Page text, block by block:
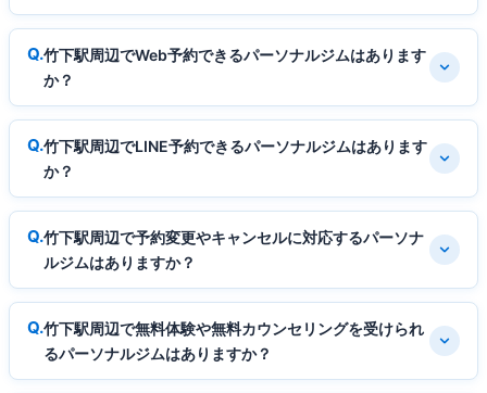
竹下駅周辺でWeb予約できるパーソナルジムはあります
か？
竹下駅周辺でLINE予約できるパーソナルジムはあります
か？
竹下駅周辺で予約変更やキャンセルに対応するパーソナ
ルジムはありますか？
竹下駅周辺で無料体験や無料カウンセリングを受けられ
るパーソナルジムはありますか？